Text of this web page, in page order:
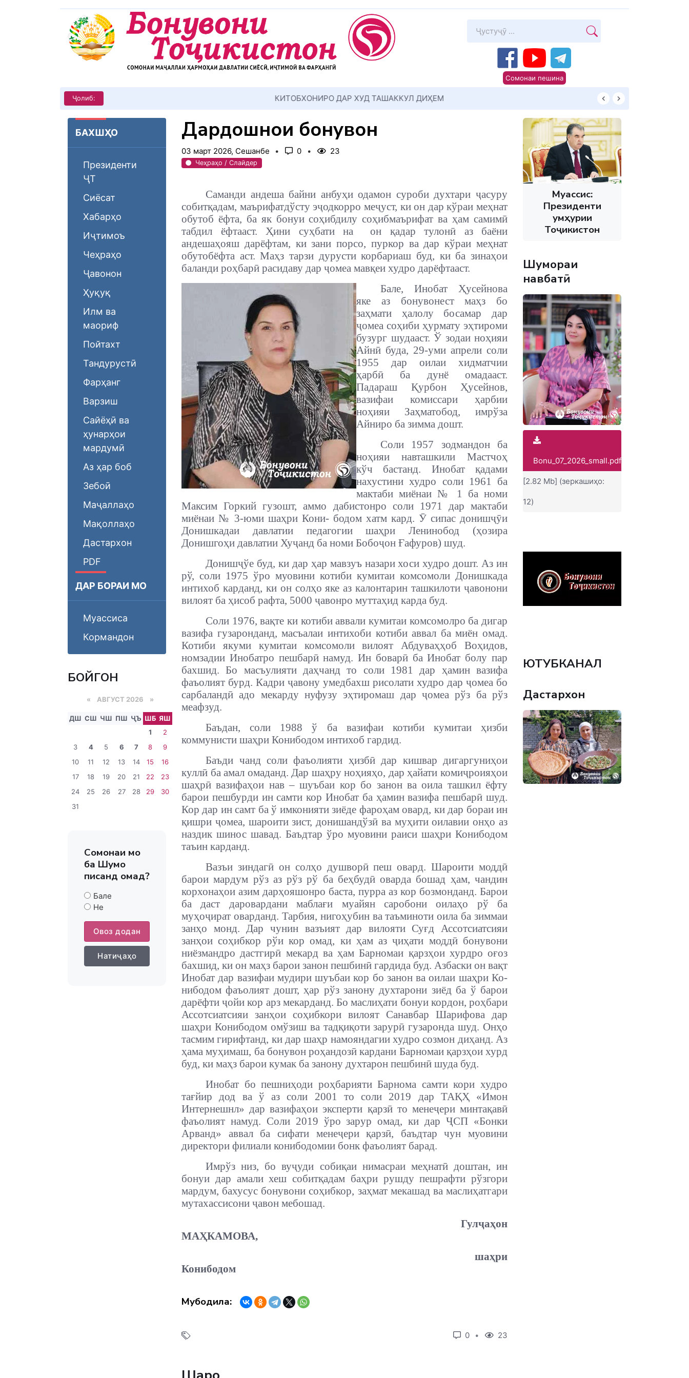
Сомонаи пешина
Ҷолиб: КИТОБХОНИРО ДАР ХУД ТАШАККУЛ ДИҲЕМ
БАХШҲО
Президенти
ҶТ
Сиёсат
Хабарҳо
Иҷтимоъ
Чеҳраҳо
Ҷавонон
Ҳуқуқ
Илм ва
маориф
Пойтахт
Тандурустӣ
Фарҳанг
Варзиш
Сайёҳӣ ва
ҳунарҳои
мардумӣ
Аз ҳар боб
Зебоӣ
Маҷаллаҳо
Мақоллаҳо
Дастархон
PDF
ДАР БОРАИ МО
Муассиса
Кормандон
БОЙГОНӢ
« АВГУСТ 2026 »
ДШ СШ ЧШ ПШ ҶЪ ШБ ЯШ
1
2
3
4 5 6 7 8
9
10
11 12 13 14 15
16
17
18 19 20 21 22
23
24
25 26 27 28 29
30
31
Сомонаи мо
ба Шумо
писанд омад?
Бале
Не
Овоз додан
Натиҷаҳо
Дардошнои бонувон
03 март 2026, Сешанбе 0 23
Чеҳраҳо / Слайдер
Саманди андеша байни анбуҳи одамон суроби духтари ҷасуру
собитқадам, маърифатдўсту эҷодкорро меҷуст, ки он дар кўраи меҳнат
обутоб ёфта, ба як бонуи соҳибдилу соҳибмаърифат ва ҳам самимӣ
табдил ёфтааст. Ҳини суҳбати на он қадар тулонӣ аз баёни
андешаҳояш дарёфтам, ки зани порсо, пуркор ва дар кўраи меҳнат
обутобёфта аст. Маҳз тарзи дурусти корбариаш буд, ки ба зинаҳои
баланди роҳбарӣ расидаву дар ҷомеа мавқеи худро дарёфтааст.
Бале, Инобат Ҳусейнова
яке аз бонувонест маҳз бо
заҳмати ҳалолу босамар дар
ҷомеа соҳиби ҳурмату эҳтироми
бузург шудааст. Ў зодаи ноҳияи
Айнӣ буда, 29-уми апрели соли
1955 дар оилаи хидматчии
ҳарбӣ ба дунё омадааст.
Падараш Қурбон Ҳусейнов,
вазифаи комиссари ҳарбии
ноҳияи Заҳматобод, имрўза
Айниро ба зимма дошт.
Соли 1957 зодмандон ба
ноҳияи навташкили Мастчоҳ
кўч бастанд. Инобат қадами
нахустини худро соли 1961 ба
мактаби миёнаи № 1 ба номи
Максим Горкий гузошт, аммо дабистонро соли 1971 дар мактаби
миёнаи № 3-юми шаҳри Кони- бодом хатм кард. Ӯ сипас донишҷӯи
Донишкадаи давлатии педагогии шаҳри Ленинобод (ҳозира
Донишгоҳи давлатии Хуҷанд ба номи Бобоҷон Ғафуров) шуд.
Донишҷўе буд, ки дар ҳар мавзуъ назари хоси худро дошт. Аз ин
рў, соли 1975 ўро муовини котиби кумитаи комсомоли Донишкада
интихоб карданд, ки он солҳо яке аз калонтарин ташкилоти ҷавонони
вилоят ба ҳисоб рафта, 5000 ҷавонро муттаҳид карда буд.
Соли 1976, вақте ки котиби аввали кумитаи комсомолро ба дигар
вазифа гузаронданд, масъалаи интихоби котиби аввал ба миён омад.
Котиби якуми кумитаи комсомоли вилоят Абдуваҳҳоб Воҳидов,
номзадии Инобатро пешбарӣ намуд. Ин боварӣ ба Инобат болу пар
бахшид. Бо масъулияти даҳчанд то соли 1981 дар ҳамин вазифа
фаъолият бурд. Кадри ҷавону умедбахш рисолати худро дар ҷомеа бо
сарбаландӣ адо мекарду нуфузу эҳтиромаш дар ҷомеа рўз ба рўз
меафзуд.
Баъдан, соли 1988 ў ба вазифаи котиби кумитаи ҳизби
коммунисти шаҳри Конибодом интихоб гардид.
Баъди чанд соли фаъолияти ҳизбӣ дар кишвар дигаргуниҳои
куллӣ ба амал омаданд. Дар шаҳру ноҳияҳо, дар ҳайати комиҷроияҳои
шаҳрӣ вазифаҳои нав – шуъбаи кор бо занон ва оила ташкил ёфту
барои пешбурди ин самти кор Инобат ба ҳамин вазифа пешбарӣ шуд.
Кор дар ин самт ба ў имконияти зиёде фароҳам овард, ки дар бораи ин
қишри ҷомеа, шароити зист, донишандўзӣ ва муҳити оилавии онҳо аз
наздик шинос шавад. Баъдтар ўро муовини раиси шаҳри Конибодом
таъин карданд.
Вазъи зиндагӣ он солҳо душворӣ пеш овард. Шароити моддӣ
барои мардум рўз аз рўз рў ба беҳбудӣ оварда бошад ҳам, чандин
корхонаҳои азим дарҳояшонро баста, пурра аз кор бозмонданд. Барои
ба даст даровардани маблағи муайян саробони оилаҳо рў ба
муҳоҷират оварданд. Тарбия, нигоҳубин ва таъминоти оила ба зиммаи
занҳо монд. Дар чунин вазъият дар вилояти Суғд Ассотсиатсияи
занҳои соҳибкор рўи кор омад, ки ҳам аз ҷиҳати моддӣ бонувони
ниёзмандро дастгирӣ мекард ва ҳам Барномаи қарзҳои хурдро оғоз
бахшид, ки он маҳз барои занон пешбинӣ гардида буд. Азбаски он вақт
Инобат дар вазифаи мудири шуъбаи кор бо занон ва оилаи шаҳри Ко-
нибодом фаъолият дошт, ҳар рўз занону духтарони зиёд ба ў барои
дарёфти ҷойи кор арз мекарданд. Бо маслиҳати бонуи кордон, роҳбари
Ассотсиатсияи занҳои соҳибкори вилоят Санавбар Шарифова дар
шаҳри Конибодом омўзиш ва тадқиқоти зарурӣ гузаронда шуд. Онҳо
тасмим гирифтанд, ки дар шаҳр намояндагии худро созмон диҳанд. Аз
ҳама муҳимаш, ба бонувон роҳандозӣ кардани Барномаи қарзҳои хурд
буд, ки маҳз барои кумак ба занону духтарон пешбинӣ шуда буд.
Инобат бо пешниҳоди роҳбарияти Барнома самти кори худро
тағйир дод ва ў аз соли 2001 то соли 2019 дар ТАҚҲ «Имон
Интернешнл» дар вазифаҳои эксперти қарзӣ то менеҷери минтақавӣ
фаъолият намуд. Соли 2019 ўро зарур омад, ки дар ҶСП «Бонки
Арванд» аввал ба сифати менеҷери қарзӣ, баъдтар чун муовини
директори филиали конибодомии бонк фаъолият барад.
Имрўз низ, бо вуҷуди собиқаи нимасраи меҳнатӣ доштан, ин
бонуи дар амали хеш собитқадам баҳри рушду пешрафти рўзгори
мардум, бахусус бонувони соҳибкор, заҳмат мекашад ва маслиҳатгари
мутахассисони ҷавон мебошад.
Гулҷаҳон
МАҲКАМОВА,
шаҳри
Конибодом
Мубодила:
0 23
Муассис:
Президенти
Ҷумҳурии
Тоҷикистон
Шумораи
навбатӣ
Bonu_07_2026_small.pdf
[2.82 Mb] (зеркашиҳо:
12)
ЮТУБКАНАЛ
Дастархон